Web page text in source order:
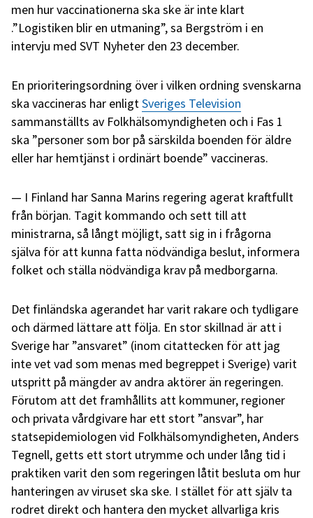
men hur vaccinationerna ska ske är inte klart
.”Logistiken blir en utmaning”, sa Bergström i en
intervju med SVT Nyheter den 23 december.
En prioriteringsordning över i vilken ordning svenskarna
ska vaccineras har enligt Sveriges Television
sammanställts av Folkhälsomyndigheten och i Fas 1
ska ”personer som bor på särskilda boenden för äldre
eller har hemtjänst i ordinärt boende” vaccineras.
I Finland har Sanna Marins regering agerat kraftfullt
från början. Tagit kommando och sett till att
ministrarna, så långt möjligt, satt sig in i frågorna
själva för att kunna fatta nödvändiga beslut, informera
folket och ställa nödvändiga krav på medborgarna.
Det finländska agerandet har varit rakare och tydligare
och därmed lättare att följa. En stor skillnad är att i
Sverige har ”ansvaret” (inom citattecken för att jag
inte vet vad som menas med begreppet i Sverige) varit
utspritt på mängder av andra aktörer än regeringen.
Förutom att det framhållits att kommuner, regioner
och privata vårdgivare har ett stort ”ansvar”, har
statsepidemiologen vid Folkhälsomyndigheten, Anders
Tegnell, getts ett stort utrymme och under lång tid i
praktiken varit den som regeringen låtit besluta om hur
hanteringen av viruset ska ske. I stället för att själv ta
rodret direkt och hantera den mycket allvarliga kris